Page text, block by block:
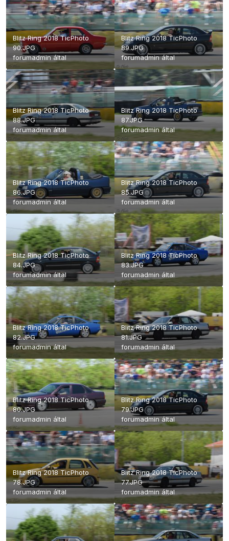
Blitz Ring 2018 TicPhoto
90.JPG
forumadmináltal
Blitz Ring 2018 TicPhoto
89.JPG
forumadmináltal
Blitz Ring 2018 TicPhoto
88.JPG
forumadmináltal
Blitz Ring 2018 TicPhoto
87.JPG
forumadmináltal
Blitz Ring 2018 TicPhoto
86.JPG
forumadmináltal
Blitz Ring 2018 TicPhoto
85.JPG
forumadmináltal
Blitz Ring 2018 TicPhoto
84.JPG
forumadmináltal
Blitz Ring 2018 TicPhoto
83.JPG
forumadmin által
Blitz Ring 2018 TicPhoto
82.JPG
forumadmináltal
Blitz Ring 2018 TicPhoto
81.JPG
forumadmin által
Blitz Ring 2018 TicPhoto
80.JPG
forumadmin által
Blitz Ring 2018 TicPhoto
79.JPG
forumadmináltal
Blitz Ring 2018 TicPhoto
78.JPG
forumadmin által
Blitz Ring 2018 TicPhoto
77.JPG
forumadmin által